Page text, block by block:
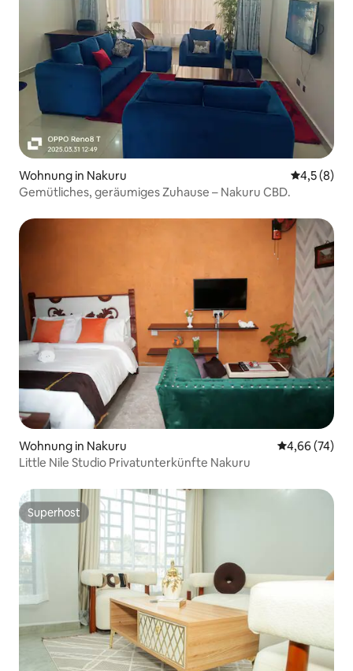
Wohnung in Nakuru
4,5 (8)
Gemütliches, geräumiges Zuhause – Nakuru CBD.
Wohnung in Nakuru
4,66 (74)
Little Nile Studio Privatunterkünfte Nakuru
Superhost
Superhost